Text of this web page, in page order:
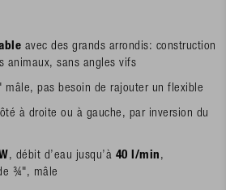
avec des grands arrondis: construction
animaux, sans angles vifs
mâle, pas besoin de rajouter un flexible
à droite ou à gauche, par inversion du
, débit d’eau jusqu’à 40 l/min ,
¾", mâle